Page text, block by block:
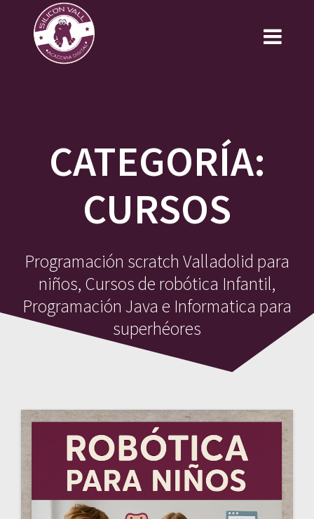
CATEGORÍA:
CURSOS
Programación scratch Valladolid para
niños, Cursos de robótica Infantil,
Programación Java e Informatica para
superhéores